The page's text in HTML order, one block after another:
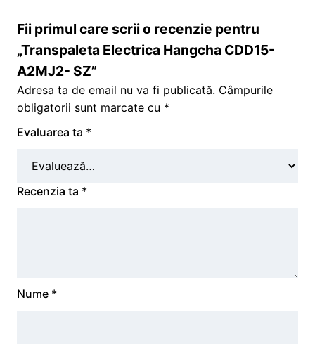
Fii primul care scrii o recenzie pentru
„Transpaleta Electrica Hangcha CDD15-
A2MJ2- SZ”
Adresa ta de email nu va fi publicată. Câmpurile
obligatorii sunt marcate cu *
Evaluarea ta *
Recenzia ta *
Nume *